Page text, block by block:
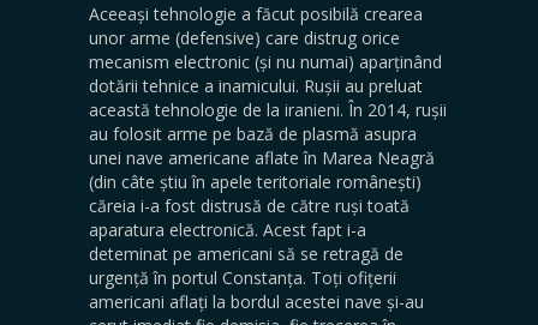
Aceeași tehnologie a făcut posibilă crearea
unor arme (defensive) care distrug orice
mecanism electronic (și nu numai) aparținând
dotării tehnice a inamicului. Rușii au preluat
această tehnologie de la iranieni. În 2014, rușii
au folosit arme pe bază de plasmă asupra
unei nave americane aflate în Marea Neagră
(din câte știu în apele teritoriale românești)
căreia i-a fost distrusă de către ruși toată
aparatura electronică. Acest fapt i-a
deteminat pe americani să se retragă de
urgență în portul Constanța. Toți ofițerii
americani aflați la bordul acestei nave și-au